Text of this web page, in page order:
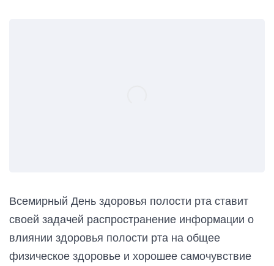
Всемирный День здоровья полости рта ставит
своей задачей распространение информации о
влиянии здоровья полости рта на общее
физическое здоровье и хорошее самочувствие